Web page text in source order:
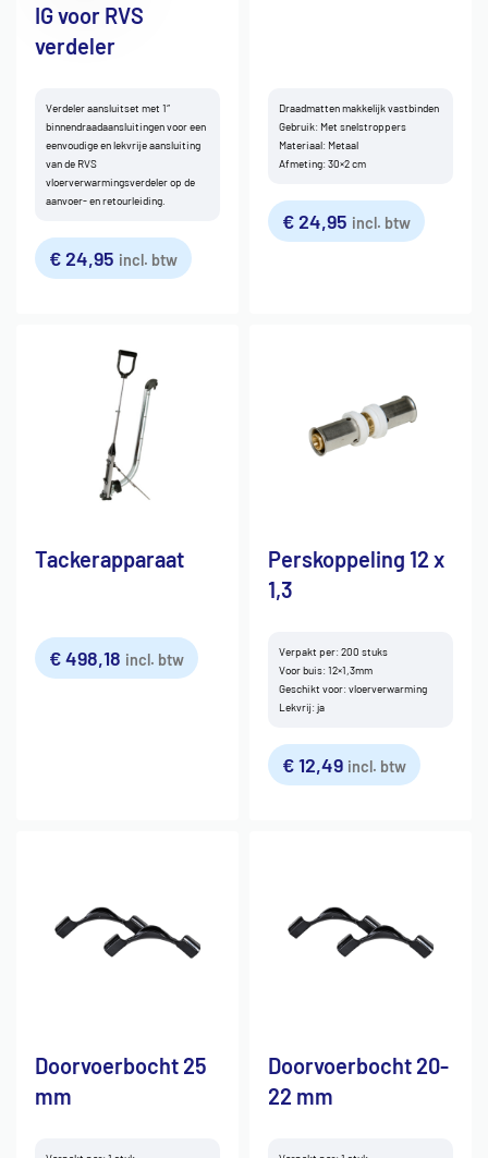
IG voor RVS
verdeler
Verdeler aansluitset met 1″
binnendraadaansluitingen voor een
eenvoudige en lekvrije aansluiting
van de RVS
vloerverwarmingsverdeler op de
aanvoer- en retourleiding.
€24,95 incl. btw
Draadmatten makkelijk vastbinden
Gebruik: Met snelstroppers
Materiaal: Metaal
Afmeting: 30×2 cm
€24,95 incl. btw
Tackerapparaat
€498,18 incl. btw
Perskoppeling 12 x
1,3
Verpakt per: 200 stuks
Voor buis: 12×1,3mm
Geschikt voor: vloerverwarming
Lekvrij: ja
€12,49 incl. btw
Doorvoerbocht 25
mm
Doorvoerbocht 20-
22 mm